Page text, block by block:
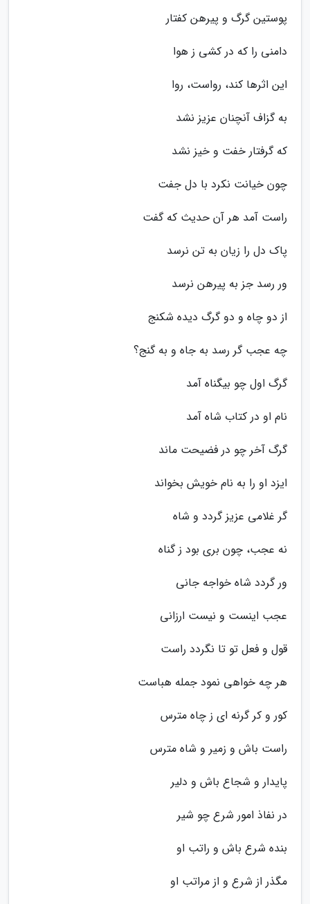
پوستین گرگ و پیرهن کفتار
دامنی را که در کشی ز هوا
این اثرها کند، رواست، روا
به گزاف آنچنان عزیز نشد
که گرفتار خفت و خیز نشد
چون خیانت نکرد با دل جفت
راست آمد هر آن حدیث که گفت
پاک دل را زیان به تن نرسد
ور رسد جز به پیرهن نرسد
از دو چاه و دو گرگ دیده شکنج
چه عجب گر رسد به جاه و به گنج؟
گرگ اول چو بیگناه آمد
نام او در کتاب شاه آمد
گرگ آخر چو در فضیحت ماند
ایزد او را به نام خویش بخواند
گر غلامی عزیز گردد و شاه
نه عجب، چون بری بود ز گناه
ور گردد شاه خواجه جانی
عجب اینست و نیست ارزانی
قول و فعل تو تا نگردد راست
هر چه خواهی نمود جمله هباست
کور و کر گرنه ای ز چاه مترس
راست باش و زمیر و شاه مترس
پایدار و شجاع باش و دلیر
در نفاذ امور شرع چو شیر
بنده شرع باش و راتب او
مگذر از شرع و از مراتب او